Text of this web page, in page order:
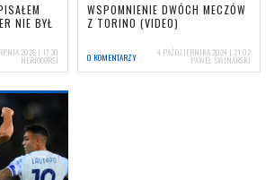
NIE BYŁ
2026 | 17:30
NERIOCORSI
WSPOMNIENIE DWÓCH MECZÓW
Z TORINO (VIDEO)
0 KOMENTARZY 4 PAŹDZIERNIKA 2024 | 21:02
PAWEŁ ŚWINARSKI